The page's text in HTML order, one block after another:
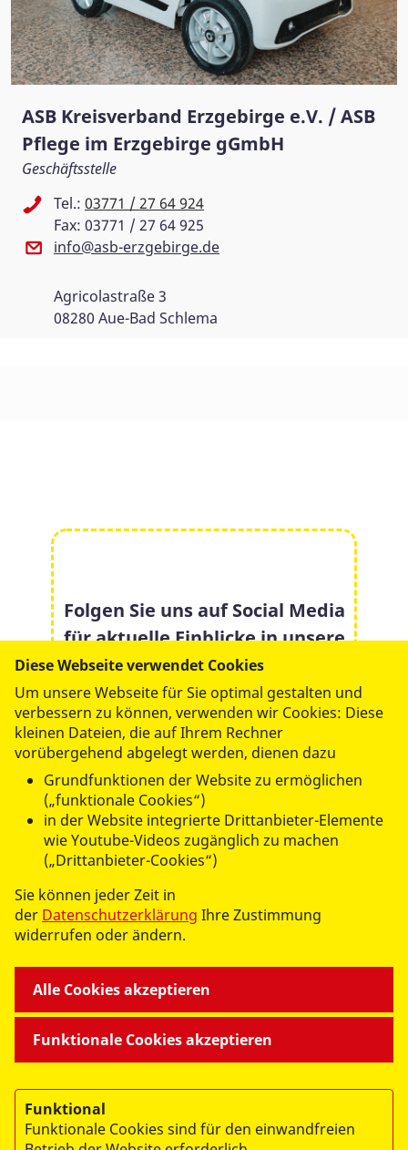
ASB Kreisverband Erzgebirge e.V. / ASB
Pflege im Erzgebirge gGmbH
Geschäftsstelle
Tel.: 03771 / 27 64 924
Fax: 03771 / 27 64 925
info@asb-erzgebirge.de
Agricolastraße 3
08280 Aue-Bad Schlema
Folgen Sie uns auf Social Media
für aktuelle Einblicke in unsere
Arbeit:
->ASB Erzgebirge aufFacebook
->ASB Erzgebirge aufInstagram
Diese Webseite verwendet Cookies
Um unsere Webseite für Sie optimal gestalten und
verbessern zu können, verwenden wir Cookies: Diese
kleinen Dateien, die auf Ihrem Rechner
vorübergehend abgelegt werden, dienen dazu
Grundfunktionen der Website zu ermöglichen
(„funktionale Cookies“)
in der Website integrierte Drittanbieter-Elemente
wie Youtube-Videos zugänglich zu machen
(„Drittanbieter-Cookies“)
Sie können jeder Zeit in
der Datenschutzerklärung Ihre Zustimmung
widerrufen oder ändern.
Funktionale Cookies akzeptieren
Alle Cookies akzeptieren
Funktional
Funktionale Cookies sind für den einwandfreien